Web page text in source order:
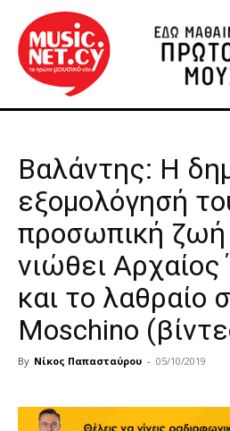
Βαλάντης: Η
εξομολόγησή
προσωπική ζωή
νιώθει
και το λαθραίο
Moschino
By Νίκος Παπασταύρου - 05/10/2019